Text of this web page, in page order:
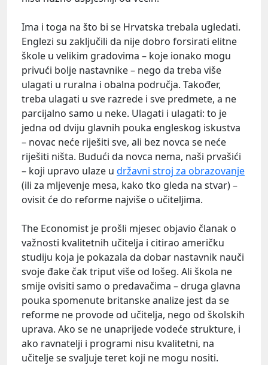
Ima i toga na što bi se Hrvatska trebala ugledati.
Englezi su zaključili da nije dobro forsirati elitne
škole u velikim gradovima – koje ionako mogu
privući bolje nastavnike – nego da treba više
ulagati u ruralna i obalna područja. Također,
treba ulagati u sve razrede i sve predmete, a ne
parcijalno samo u neke. Ulagati i ulagati: to je
jedna od dviju glavnih pouka engleskog iskustva
– novac neće riješiti sve, ali bez novca se neće
riješiti ništa. Budući da novca nema, naši prvašići
– koji upravo ulaze u državni stroj za obrazovanje
(ili za mljevenje mesa, kako tko gleda na stvar) –
ovisit će do reforme najviše o učiteljima.
The Economist je prošli mjesec objavio članak o
važnosti kvalitetnih učitelja i citirao američku
studiju koja je pokazala da dobar nastavnik nauči
svoje đake čak triput više od lošeg. Ali škola ne
smije ovisiti samo o predavačima – druga glavna
pouka spomenute britanske analize jest da se
reforme ne provode od učitelja, nego od školskih
uprava. Ako se ne unaprijede vodeće strukture, i
ako ravnatelji i programi nisu kvalitetni, na
učitelje se svaljuje teret koji ne mogu nositi.